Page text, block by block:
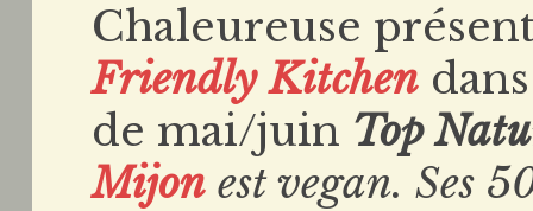
Chaleureuse
Friendly Kitchen
de mai/juin Top
Mijon est vegan. Ses